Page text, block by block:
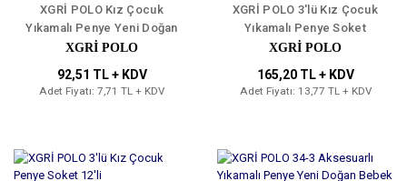
XGRİ POLO Kız Çocuk
Yıkamalı Penye Yeni Doğan
Bebek Çorabı 12'li
XGRİ POLO
92,51 TL + KDV
Adet Fiyatı: 7,71 TL + KDV
XGRİ POLO 3'lü Kız Çocuk
Yıkamalı Penye Soket
Çorap 12'li
XGRİ POLO
165,20 TL + KDV
Adet Fiyatı: 13,77 TL + KDV